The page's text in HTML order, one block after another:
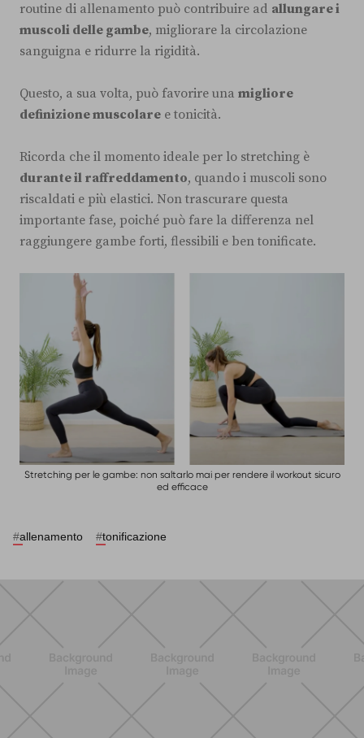
routine di allenamento può contribuire ad allungare i
muscoli delle gambe, migliorare la circolazione
sanguigna e ridurre la rigidità.
Questo, a sua volta, può favorire una migliore
definizione muscolare e tonicità.
Ricorda che il momento ideale per lo stretching è
durante il raffreddamento, quando i muscoli sono
riscaldati e più elastici. Non trascurare questa
importante fase, poiché può fare la differenza nel
raggiungere gambe forti, flessibili e ben tonificate.
Stretching per le gambe: non saltarlo mai per rendere il workout sicuro
ed efficace
#allenamento #tonificazione